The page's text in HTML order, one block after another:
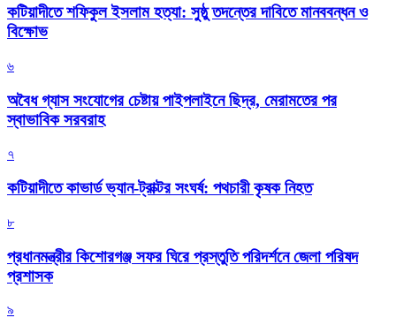
কটিয়াদীতে শফিকুল ইসলাম হত্যা: সুষ্ঠু তদন্তের দাবিতে মানববন্ধন ও
বিক্ষোভ
৬
অবৈধ গ্যাস সংযোগের চেষ্টায় পাইপলাইনে ছিদ্র, মেরামতের পর
স্বাভাবিক সরবরাহ
৭
কটিয়াদীতে কাভার্ড ভ্যান-ট্রাক্টর সংঘর্ষ: পথচারী কৃষক নিহত
৮
প্রধানমন্ত্রীর কিশোরগঞ্জ সফর ঘিরে প্রস্তুতি পরিদর্শনে জেলা পরিষদ
প্রশাসক
৯